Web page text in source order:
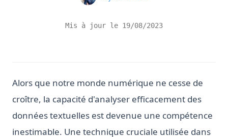
Mis à jour le 19/08/2023
Alors que notre monde numérique ne cesse de
croître, la capacité d'analyser efficacement des
données textuelles est devenue une compétence
inestimable. Une technique cruciale utilisée dans